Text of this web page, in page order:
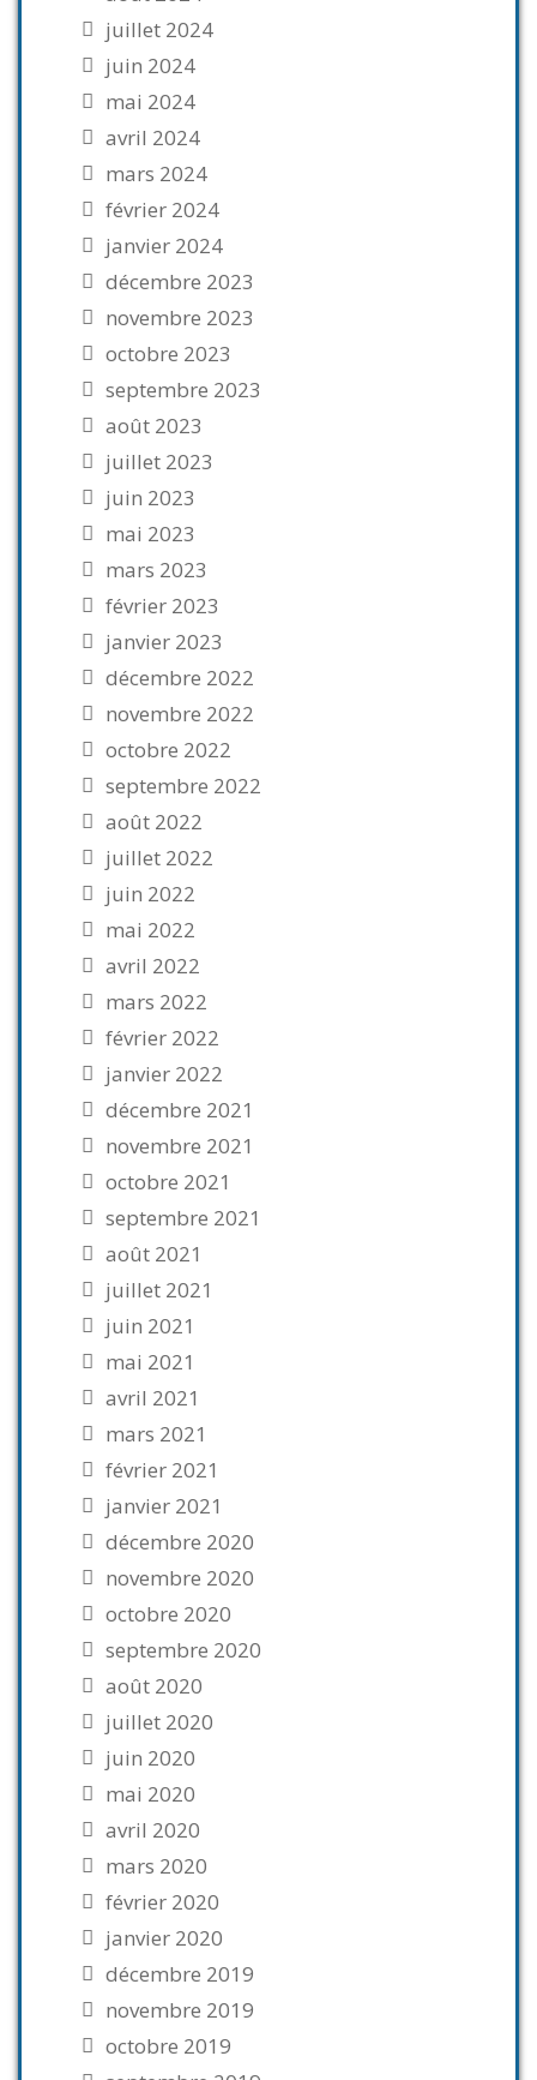
juillet 2024
juin 2024
mai 2024
avril 2024
mars 2024
février 2024
janvier 2024
décembre 2023
novembre 2023
octobre 2023
septembre 2023
août 2023
juillet 2023
juin 2023
mai 2023
mars 2023
février 2023
janvier 2023
décembre 2022
novembre 2022
octobre 2022
septembre 2022
août 2022
juillet 2022
juin 2022
mai 2022
avril 2022
mars 2022
février 2022
janvier 2022
décembre 2021
novembre 2021
octobre 2021
septembre 2021
août 2021
juillet 2021
juin 2021
mai 2021
avril 2021
mars 2021
février 2021
janvier 2021
décembre 2020
novembre 2020
octobre 2020
septembre 2020
août 2020
juillet 2020
juin 2020
mai 2020
avril 2020
mars 2020
février 2020
janvier 2020
décembre 2019
novembre 2019
octobre 2019